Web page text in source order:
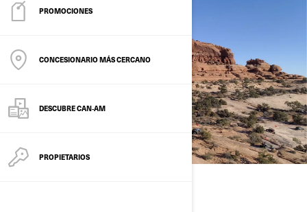
PROMOCIONES
CONCESIONARIO MÁS CERCANO
DESCUBRE CAN‑AM
PROPIETARIOS